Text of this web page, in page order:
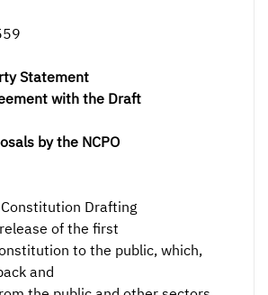
Statement
with the Draft
by the NCPO
Drafting
of the first
to the public, which,
and